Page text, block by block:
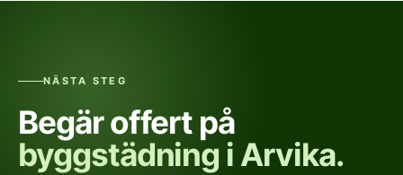
NÄSTA STEG
Begär offert på
byggstädning i Arvika.